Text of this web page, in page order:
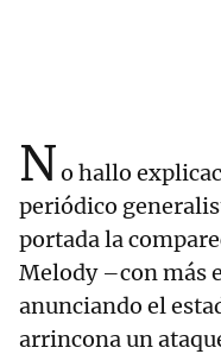
No hallo
periódico
portada la
Melody –con más
anunciando el
arrincona un